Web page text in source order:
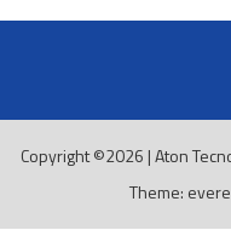
Copyright ©2026 |Aton
Theme: